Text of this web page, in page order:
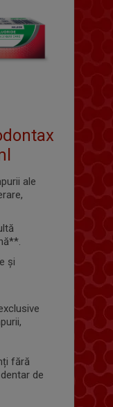
ale
și
fără
de